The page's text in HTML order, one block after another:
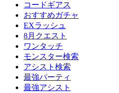
コードギアス
おすすめガチャ
EXラッシュ
8月クエスト
ワンタッチ
モンスター検索
アシスト検索
最強パーティ
最強アシスト